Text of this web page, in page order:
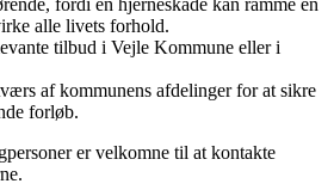
fordi en hjerneskade kan ramme en
alle livets forhold.
tilbud i Vejle Kommune eller i
af kommunens afdelinger for at sikre
forløb.
er velkomne til at kontakte